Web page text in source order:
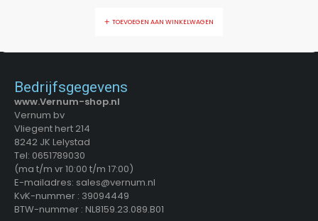
TOEVOEGEN AAN WINKELWAGEN
Bedrijfsgegevens
www.Vernum-shop.nl
Vernum bv
Vliegent hert 214
8242 JK Lelystad
Tel: 0651789030
(ma t/m vr 10:00 t/m 17:00)
E-mailadres: sales@vernum.nl
KvK-nummer : 39094449
BTW-nummer : NL8159.23.089.B01